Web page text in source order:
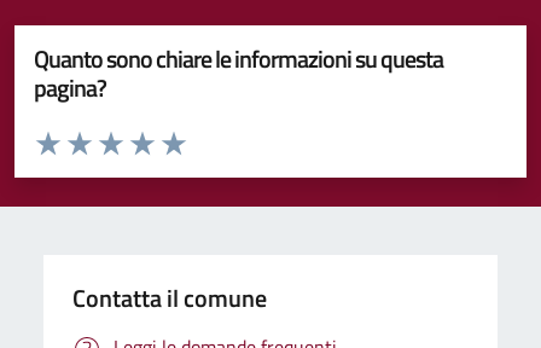
Quanto sono chiare le informazioni su questa
pagina?
Valuta da 1 a 5 stelle la pagina
Valuta 5 stelle su 5
Valuta 4 stelle su 5
Valuta 3 stelle su 5
Valuta 2 stelle su 5
Valuta 1 stelle su 5
Contatta il comune